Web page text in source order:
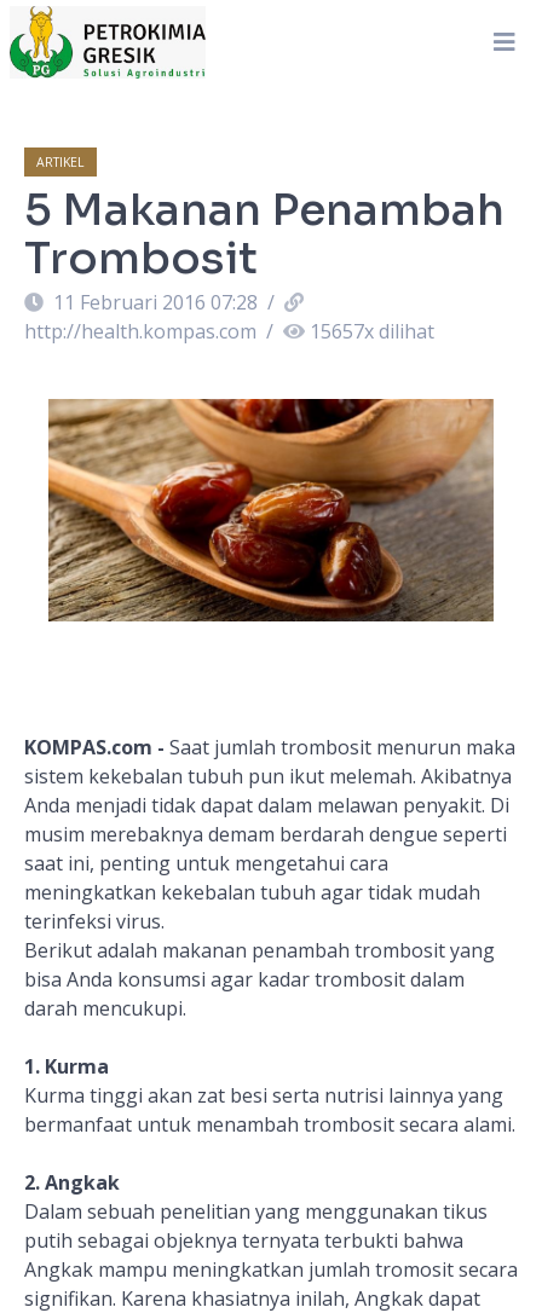
ARTIKEL
5 Makanan Penambah
Trombosit
11 Februari 2016 07:28 /
http://health.kompas.com / 15657x dilihat
KOMPAS.com - Saat jumlah trombosit menurun maka
sistem kekebalan tubuh pun ikut melemah. Akibatnya
Anda menjadi tidak dapat dalam melawan penyakit. Di
musim merebaknya demam berdarah dengue seperti
saat ini, penting untuk mengetahui cara
meningkatkan kekebalan tubuh agar tidak mudah
terinfeksi virus.
Berikut adalah makanan penambah trombosit yang
bisa Anda konsumsi agar kadar trombosit dalam
darah mencukupi.
1. Kurma
Kurma tinggi akan zat besi serta nutrisi lainnya yang
bermanfaat untuk menambah trombosit secara alami.
2. Angkak
Dalam sebuah penelitian yang menggunakan tikus
putih sebagai objeknya ternyata terbukti bahwa
Angkak mampu meningkatkan jumlah tromosit secara
signifikan. Karena khasiatnya inilah, Angkak dapat